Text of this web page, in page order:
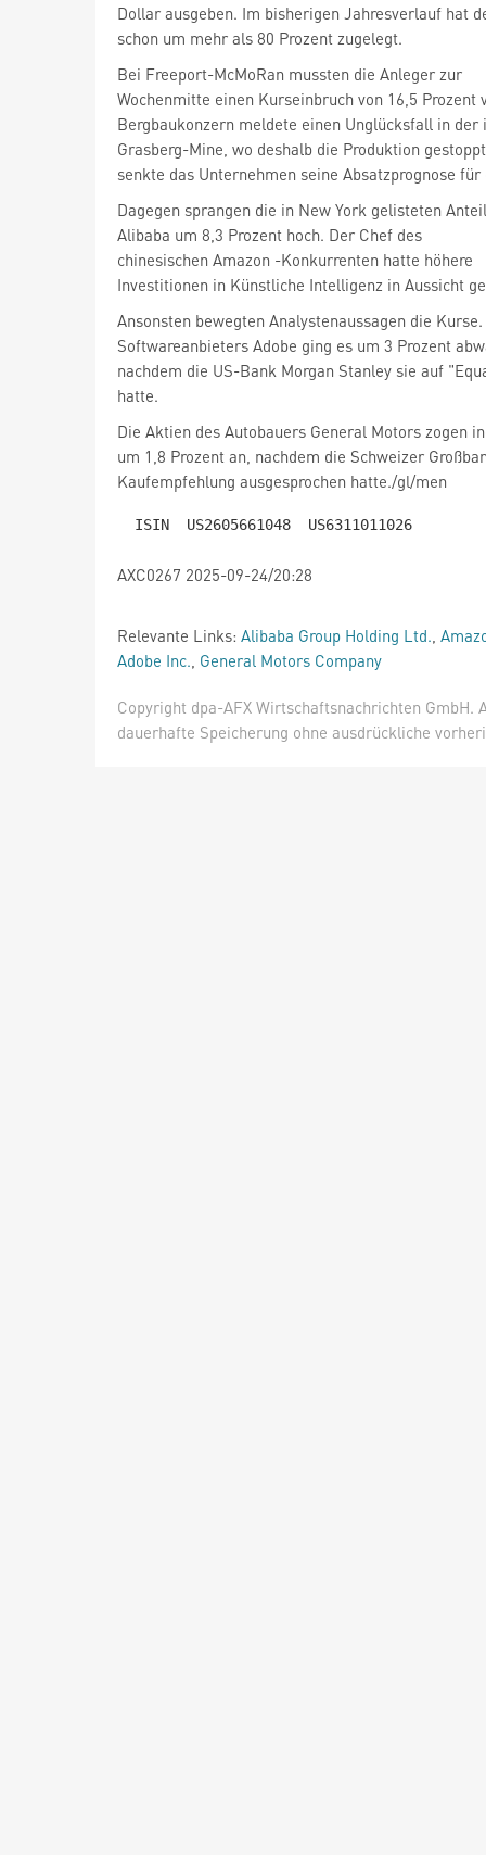
Dollar ausgeben. Im bisherigen Jahresverlauf hat
schon um mehr als 80 Prozent zugelegt.
Bei Freeport-McMoRan mussten die Anleger zur
Wochenmitte einen Kurseinbruch von 16,5 Prozent
Bergbaukonzern meldete einen Unglücksfall in der
Grasberg-Mine, wo deshalb die Produktion
senkte das Unternehmen seine Absatzprognose
Dagegen sprangen die in New York gelisteten
Alibaba um 8,3 Prozent hoch. Der Chef des
chinesischen Amazon -Konkurrenten hatte höhere
Investitionen in Künstliche Intelligenz in Aussicht
Ansonsten bewegten Analystenaussagen die
Softwareanbieters Adobe ging es um 3 Prozent
nachdem die US-Bank Morgan Stanley sie auf
hatte.
Die Aktien des Autobauers General Motors zogen
um 1,8 Prozent an, nachdem die Schweizer
Kaufempfehlung ausgesprochen hatte./gl/men
AXC0267 2025-09-24/20:28
Relevante Links: Alibaba Group Holding Ltd.,
Adobe Inc., General Motors Company
Copyright dpa-AFX Wirtschaftsnachrichten
dauerhafte Speicherung ohne ausdrückliche